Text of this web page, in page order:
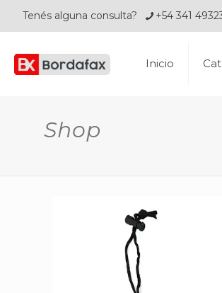
Tenés alguna consulta? +54 341
Inicio
Shop